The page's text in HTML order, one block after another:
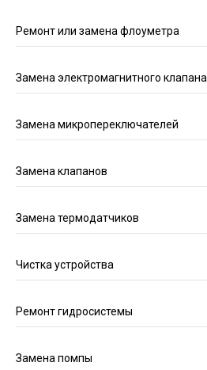
Ремонт или замена флоуметра
Замена электромагнитного клапана
Замена микропереключателей
Замена клапанов
Замена термодатчиков
Чистка устройства
Ремонт гидросистемы
Замена помпы